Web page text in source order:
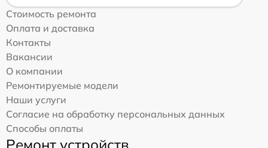
Стоимость ремонта
Оплата и доставка
Контакты
Вакансии
О компании
Ремонтируемые модели
Наши услуги
Согласие на обработку персональных данных
Способы оплаты
Ремонт устройств